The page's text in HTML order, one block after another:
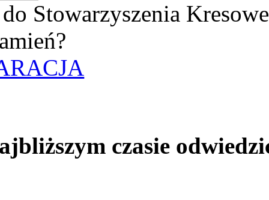
Stowarzyszenia
czasie